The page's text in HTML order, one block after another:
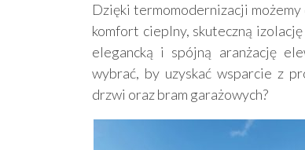
Dzięki termomodernizacji
komfort cieplny, skuteczną
elegancką i spójną aranżację
wybrać, by uzyskać wsparcie z
drzwi oraz bram garażowych?